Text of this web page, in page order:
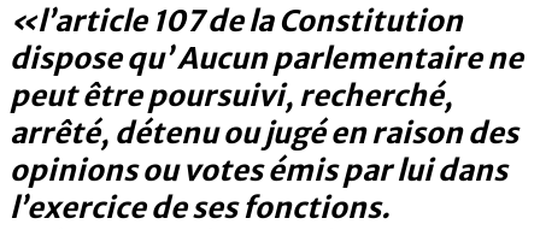
«l’article 107 de la Constitution
dispose qu’ Aucun parlementaire ne
peut être poursuivi, recherché,
arrêté, détenu ou jugé en raison des
opinions ou votes émis par lui dans
l’exercice de ses fonctions.